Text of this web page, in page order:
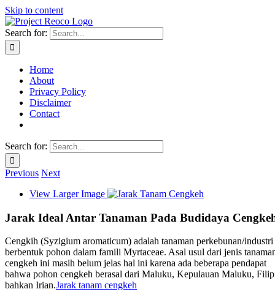
Skip to content
Search for:
Home
About
Privacy Policy
Disclaimer
Contact
Search for:
Previous Next
View Larger Image
Jarak Ideal Antar Tanaman Pada Budidaya
Cengkih (Syzigium aromaticum) adalah tanaman perkebunan/industri
berbentuk pohon dalam famili Myrtaceae. Asal usul dari jenis
cengkeh ini masih belum jelas hal ini karena ada beberapa pendapat
bahwa pohon cengkeh berasal dari Maluku, Kepulauan Maluku,
bahkan Irian.Jarak tanam cengkeh